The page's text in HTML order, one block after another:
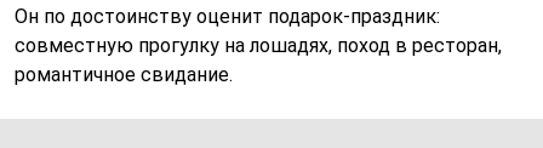
Он по достоинству оценит подарок-праздник:
совместную прогулку на лошадях, поход в ресторан,
романтичное свидание.